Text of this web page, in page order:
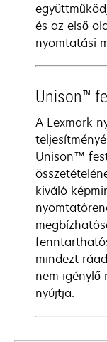
és az első
nyomtatási
Unison™
A Lexmark
Unison™
kiváló
mindezt
nem igénylő
nyújtja.